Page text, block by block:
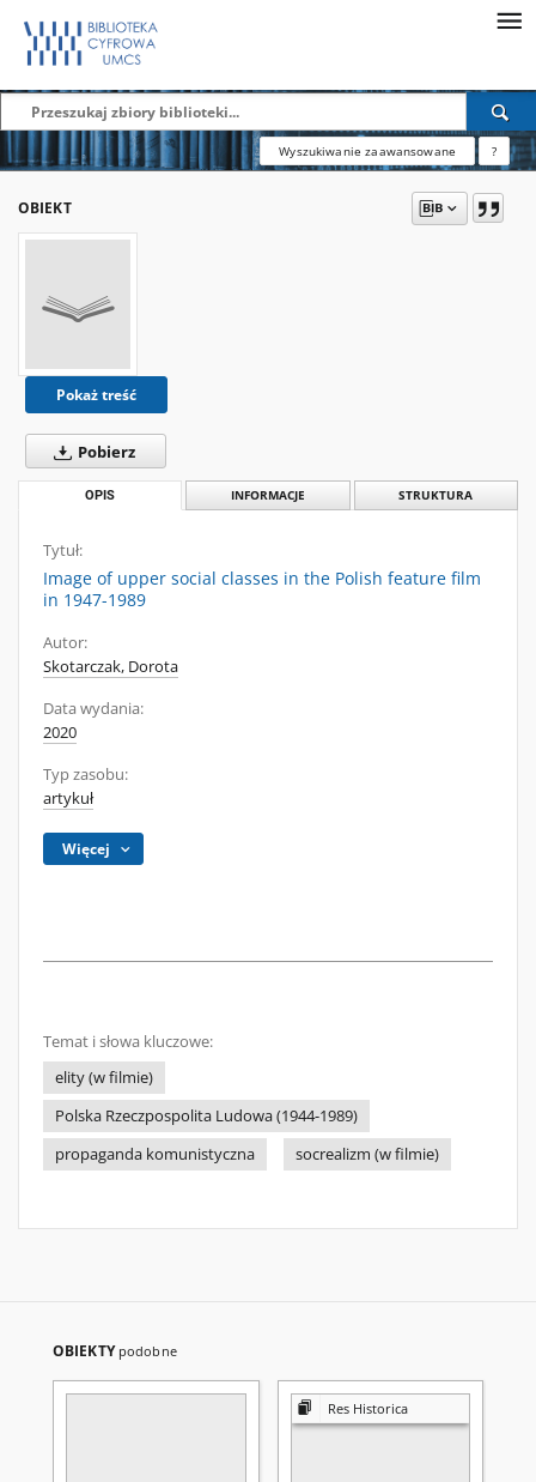
Wyszukiwanie zaawansowane ?
OBIEKT
Pokaż treść
Pobierz
OPIS INFORMACJE STRUKTURA
Tytuł:
Image of upper social classes in the Polish feature film
in 1947-1989
Autor:
Skotarczak, Dorota
Data wydania:
2020
Typ zasobu:
artykuł
Więcej
Temat i słowa kluczowe:
elity (w filmie)
Polska Rzeczpospolita Ludowa (1944-1989)
propaganda komunistyczna
socrealizm (w filmie)
OBIEKTY podobne
Res Historica